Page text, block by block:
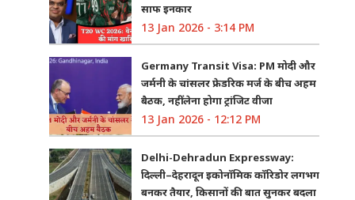
साफ इनकार
13 Jan 2026 - 3:14 PM
Germany Transit Visa: PM मोदी और
जर्मनी के चांसलर फ्रेडरिक मर्ज के बीच अहम
बैठक, नहीं लेना होगा ट्रांजिट वीजा
13 Jan 2026 - 12:12 PM
Delhi-Dehradun Expressway:
दिल्ली–देहरादून इकोनॉमिक कॉरिडोर लगभग
बनकर तैयार, किसानों की बात सुनकर बदला